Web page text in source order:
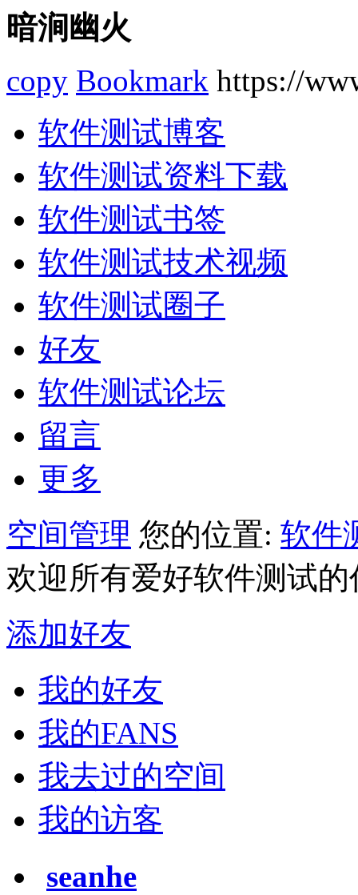
暗涧幽火
copy Bookmark https://
软件测试博客
软件测试资料下载
软件测试书签
软件测试技术视频
软件测试圈子
好友
软件测试论坛
留言
更多
空间管理 您的位置: 软件
欢迎所有爱好软件测试
添加好友
我的好友
我的FANS
我去过的空间
我的访客
seanhe